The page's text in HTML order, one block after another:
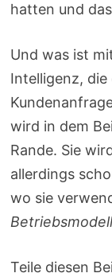
hatten und
Und was ist
Intelligenz,
wird in dem
Rande. Sie
allerdings
wo sie
Teile diesen